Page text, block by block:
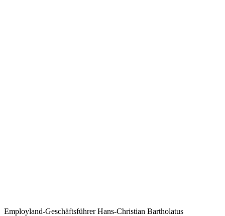
Employland-Geschäftsführer Hans-Christian Bartholatus